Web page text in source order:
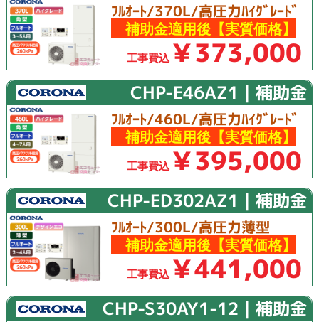
ﾌﾙｵｰﾄ/370L/高圧力ﾊｲｸﾞﾚｰﾄﾞ
補助金適用後【実質価格】
工事費込 ￥373,000
CHP-E46AZ1｜補助金
ﾌﾙｵｰﾄ/460L/高圧力ﾊｲｸﾞﾚｰﾄﾞ
補助金適用後【実質価格】
工事費込 ￥395,000
CHP-ED302AZ1｜補助金
ﾌﾙｵｰﾄ/300L/高圧力薄型
補助金適用後【実質価格】
工事費込 ￥441,000
CHP-S30AY1-12｜補助金